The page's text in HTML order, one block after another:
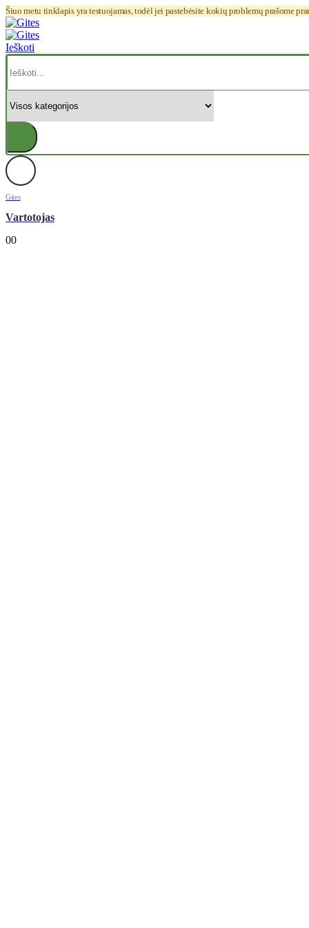
Šiuo metu tinklapis yra testuojamas, todėl jei pastebėsite kokių problemų prašome
Ieškoti
Gites
Vartotojas
00